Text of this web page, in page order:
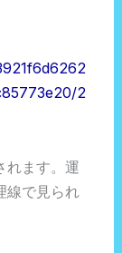
2
れます。運
線で見られ